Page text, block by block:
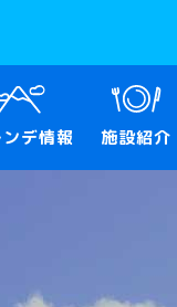
デ情報 施設紹介